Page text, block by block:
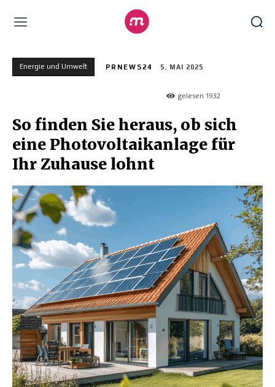
Energie und Umwelt PRNEWS24 5. MAI 2025
gelesen 1932
So finden Sie heraus, ob sich
eine Photovoltaikanlage für
Ihr Zuhause lohnt